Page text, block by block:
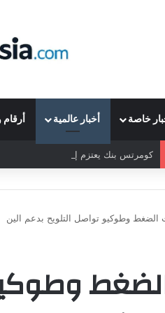
خاصة أخبار عالمية
كومرتس بنك يعتزم إعادة شراء أسهم بقيمة 1.4 مليار
الضغط وطوكيو تواصل التلويح بدعم الين
الضغط